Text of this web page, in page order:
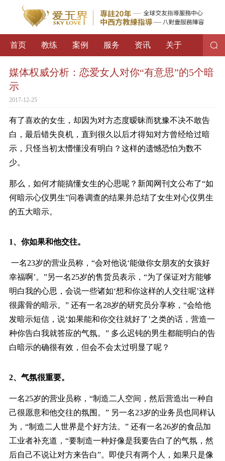
首页 教练 案例 服务 资讯 关于
媒体权威分析：恋爱女人对你“有意思”的5个暗
示
2017-12-25
有了喜欢的女生，却因为对方态度暧昧而犹豫不决不敢告
白，最后错失良机，直到很久以后才得知对方曾经给过暗
示，只怪当初太懵懂没有明白？这样的遗憾恐怕为数不
少。
那么，如何才能搞懂女生的心思呢？新闻网刊文公布了“如
何暗示心仪男生”问卷调查的结果并总结了女生对心仪男生
的五大暗示。
1、你如果和他交往。
一名23岁的营业员称，“会对他说‘能做你女朋友的女孩好
幸福啊’。”另一名25岁的售货员表示，“为了保证对方能够
明白我的心思，会说一些诸如‘想和你这样的人交往呢’这样
很露骨的暗示。” 还有一名28岁的研究员分享称，“会给他
发暗示短信，说‘如果能和你交往就好了’之类的话，营造一
种你告白我就答应的气氛。” 多么迟钝的男生都能明白的告
白暗示的确很有效，但会不会太过明显了呢？
2、气氛很重要。
一名25岁的营业员称，“制造二人空间，然后营造出一种自
己很愿意和他交往的氛围。” 另一名23岁的业务员也同样认
为，“制造二人世界是个好方法。” 还有一名26岁的食品加
工业者补充道，“要制造一种好像是我要告白了的气氛，然
后自己不说让对方来告白”。即使只有两个人，如果只是像